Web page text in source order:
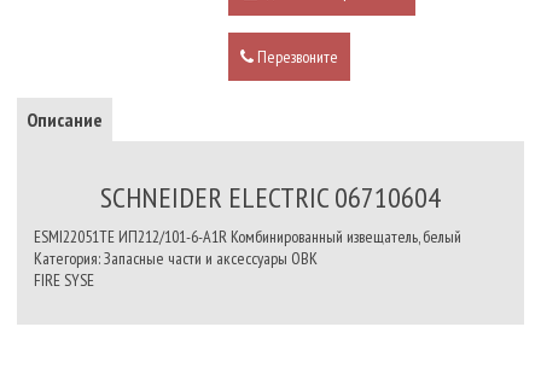
Перезвоните
Описание
SCHNEIDER ELECTRIC 06710604
ESMI22051TE ИП212/101-6-А1R Комбинированный извещатель, белый
Категория: Запасные части и аксессуары ОВК
FIRE SYSE